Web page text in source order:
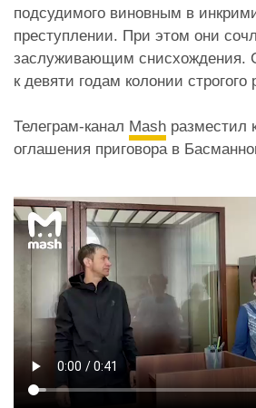
подсудимого виновным в
преступлении. При этом они
заслуживающим снисхождения.
к девяти годам колонии
Телеграм-канал Mash разместил
оглашения приговора в